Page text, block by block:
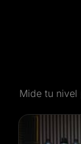
Mide tu nivel